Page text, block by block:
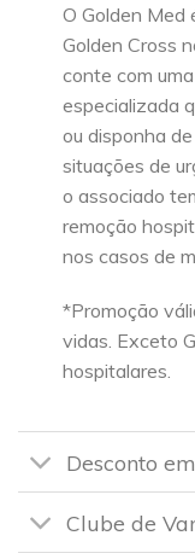
O Golden Med
Golden Cross
conte com
especializada
ou disponha
situações de
o associado
remoção
nos casos de
*Promoção
vidas. Exceto
hospitalares.
Desconto
Clube de